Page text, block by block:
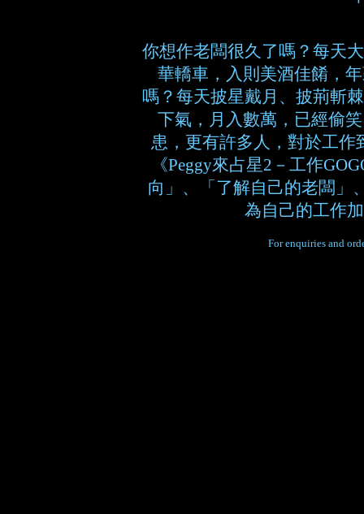
你想作老闆很久了嗎？每天
華轎車，入則美酒佳餚，
嗎？每天披星戴月、披荊斬
下氣，月入數萬，已經偷
患，更有許多人，對於工
《Peggy來占星2－工作
向」、「了解自己的老闆」
為自己的工作
For enquiries and